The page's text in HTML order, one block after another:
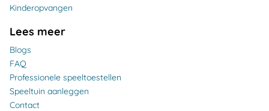
Kinderopvangen
Lees meer
Blogs
FAQ
Professionele speeltoestellen
Speeltuin aanleggen
Contact